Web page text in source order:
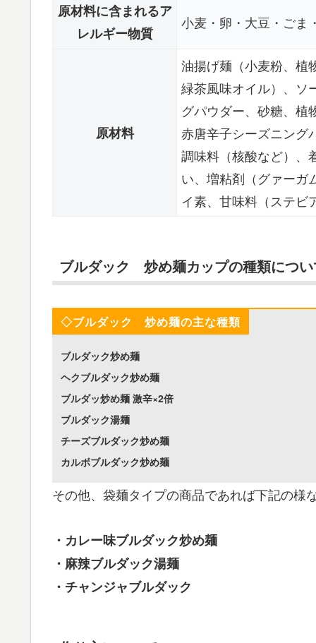
原材料に含まれるア
レルギー物質
小麦・卵・大豆・ごま
原材料
油揚げ麺（小麦粉、植
緑茶風味オイル）、ソ
グパウダー、砂糖、植
赤唐辛子シーズニング
調味料（核酸など）、
い、増粘剤（グァーガ
イ素、甘味料（ステビ
ブルダック 炒め麺カップの種類につ
◇ブルダック 炒め麺の主な種類
ブルダック炒め麺
ヘクブルダック炒め麺
ブルダッ炒め麺 激辛×2倍
ブルダック湯麺
チーズブルダック炒め麺
カルボブルダック炒め麺
その他、袋麺タイプの商品であれば下記の様
・カレー味ブルダック炒め麺
・麻辣ブルダック湯麺
・チャンジャブルダック